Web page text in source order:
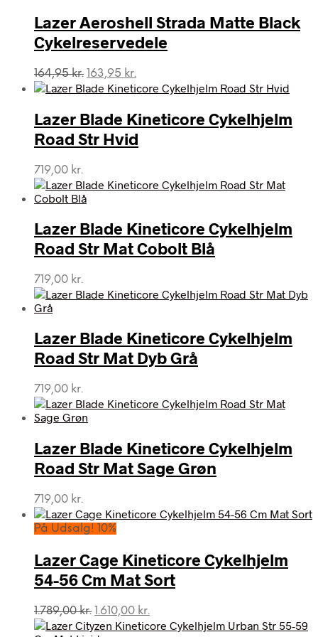
Lazer Aeroshell Strada Matte Black
Cykelreservedele
164,95kr. Den
oprindelige
var:
164,95 kr..
163,95 kr.
aktuelle
er:
163,95 kr..
Lazer Blade Kineticore Cykelhjelm
Road Str Hvid
719,00 kr.
Lazer Blade Kineticore Cykelhjelm
Road Str Mat Cobolt Blå
719,00 kr.
Lazer Blade Kineticore Cykelhjelm
Road Str Mat Dyb Grå
719,00 kr.
Lazer Blade Kineticore Cykelhjelm
Road Str Mat Sage Grøn
719,00 kr.
På Udsalg! 10%
Lazer Cage Kineticore Cykelhjelm
54-56 Cm Mat Sort
1.789,00kr. Den
oprindelige
1.610,00 kr.
aktuelle